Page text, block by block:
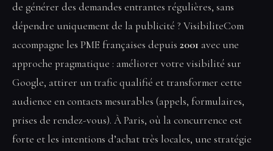
de générer des demandes entrantes régulières, sans
dépendre uniquement de la publicité ? VisibiliteCom
accompagne les PME françaises depuis 2001 avec une
approche pragmatique : améliorer votre visibilité sur
Google, attirer un trafic qualifié et transformer cette
audience en contacts mesurables (appels, formulaires,
prises de rendez-vous). À Paris, où la concurrence est
forte et les intentions d’achat très locales, une stratégie